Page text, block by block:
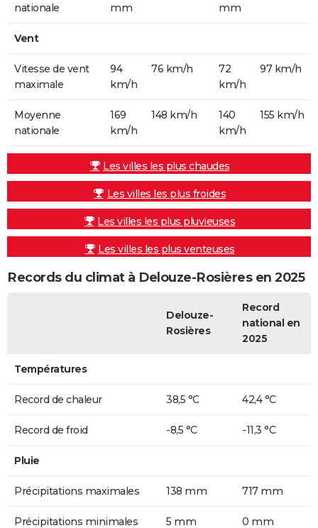
nationale
mm
mm
Vent
Vitesse de vent
maximale
94
km/h
76 km/h
72
km/h
97 km/h
Moyenne
nationale
169
km/h
148 km/h
140
km/h
155 km/h
Les villes les plus chaudes
Les villes les plus froides
Les villes les plus pluvieuses
Les villes les plus venteuses
Records du climat à Delouze-Rosières en 2025
Delouze-
Rosières
Record
national en
2025
Températures
Record de chaleur 38,5 °C 42,4 °C
Record de froid -8,5 °C -11,3 °C
Pluie
Précipitations maximales 138 mm 717 mm
Précipitations minimales 5 mm 0 mm